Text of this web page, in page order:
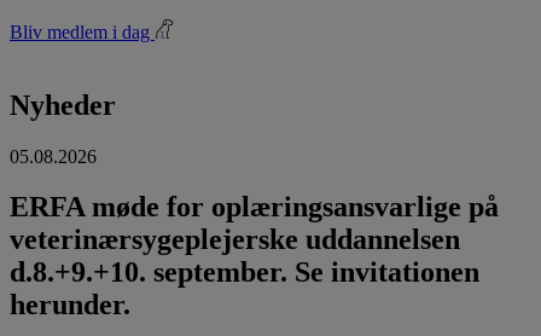
Bliv medlem i dag
Nyheder
05.08.2026
ERFA møde for oplæringsansvarlige på
veterinærsygeplejerske uddannelsen
d.8.+9.+10. september. Se invitationen
herunder.